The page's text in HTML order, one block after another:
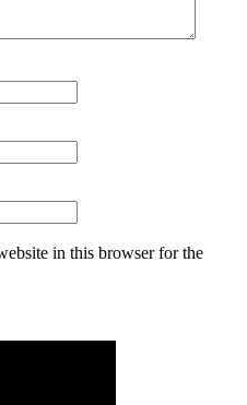
in this browser for the